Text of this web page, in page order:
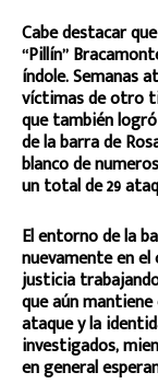
Cabe destacar
“Pillín”
índole. Semanas
víctimas de otro
que también
de la barra de
blanco de
un total de 29
El entorno de la
nuevamente en el
justicia
que aún
ataque y la
investigados,
en general